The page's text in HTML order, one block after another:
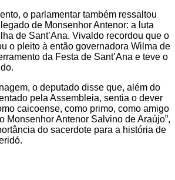
o parlamentar também ressaltou
de Monsenhor Antenor: a luta
de Sant’Ana. Vivaldo recordou que o
o pleito à então governadora Wilma de
da Festa de Sant’Ana e teve o
o deputado disse que, além do
pela Assembleia, sentia o dever
caicoense, como primo, como amigo
Monsenhor Antenor Salvino de Araújo”,
do sacerdote para a história de